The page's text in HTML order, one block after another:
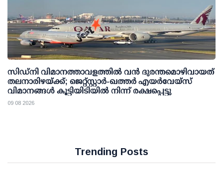
സിഡ്‌നി വിമാനത്താവളത്തിൽ വൻ ദുരന്തമൊഴിവായത്
തലനാരിഴയ്ക്ക്; ജെറ്റ്‌സ്റ്റാർ-ഖത്തർ എയർവേയ്‌സ്
വിമാനങ്ങൾ കൂട്ടിയിടിയിൽ നിന്ന് രക്ഷപ്പെട്ടു
09 08 2026
Trending Posts